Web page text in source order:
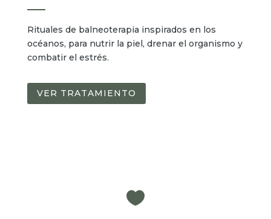
Rituales de balneoterapia inspirados en los
océanos, para nutrir la piel, drenar el organismo y
combatir el estrés.
VER TRATAMIENTO
